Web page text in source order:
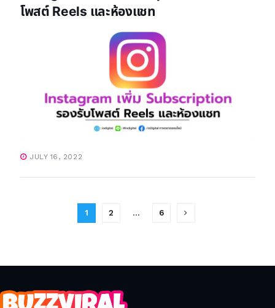
โพสต์ Reels และห้องแชท
JULY 16, 2022
1 2 … 6